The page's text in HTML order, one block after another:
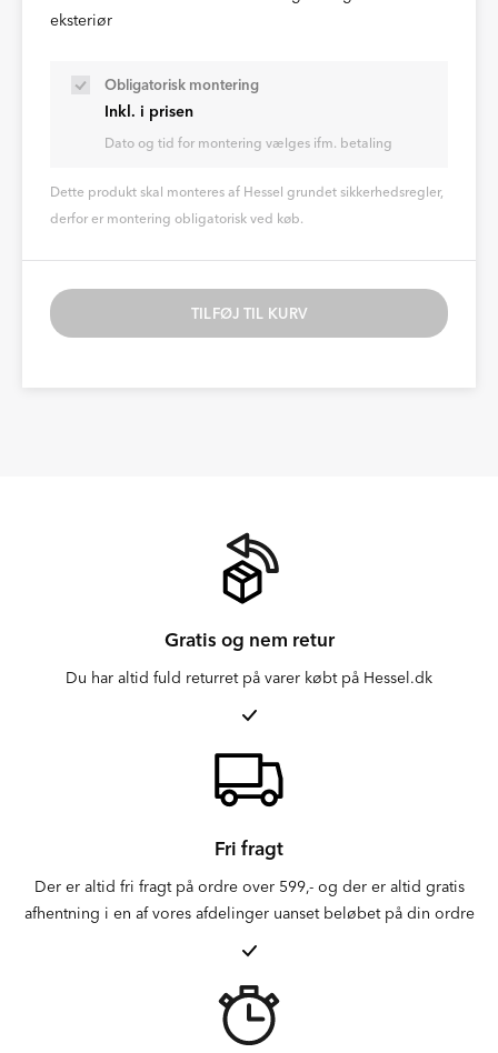
eksteriør
Obligatorisk montering
Inkl. i prisen
Dato og tid for montering vælges ifm. betaling
Dette produkt skal monteres af Hessel grundet sikkerhedsregler,
derfor er montering obligatorisk ved køb.
TILFØJ TIL KURV
Gratis og nem retur
Du har altid fuld returret på varer købt på Hessel.dk
Fri fragt
Der er altid fri fragt på ordre over 599,- og der er altid gratis
afhentning i en af vores afdelinger uanset beløbet på din ordre